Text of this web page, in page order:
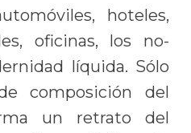
hoteles,
oficinas, los no-
líquida. Sólo
composición del
un retrato del